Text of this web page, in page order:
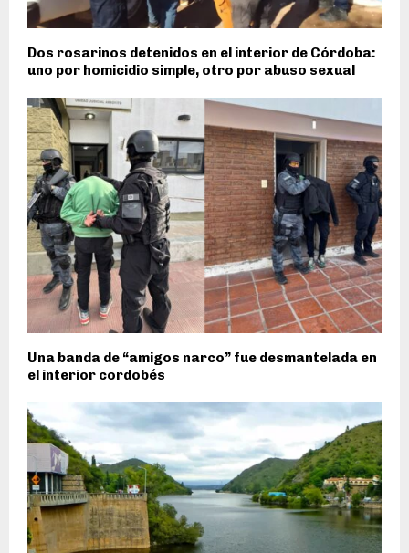
Dos rosarinos detenidos en el interior de Córdoba:
uno por homicidio simple, otro por abuso sexual
Una banda de “amigos narco” fue desmantelada en
el interior cordobés